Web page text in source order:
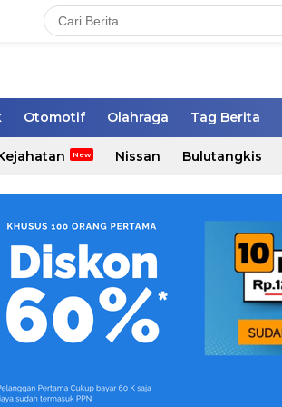
Otomotif Olahraga Tag Berita
Nissan Bulutangkis